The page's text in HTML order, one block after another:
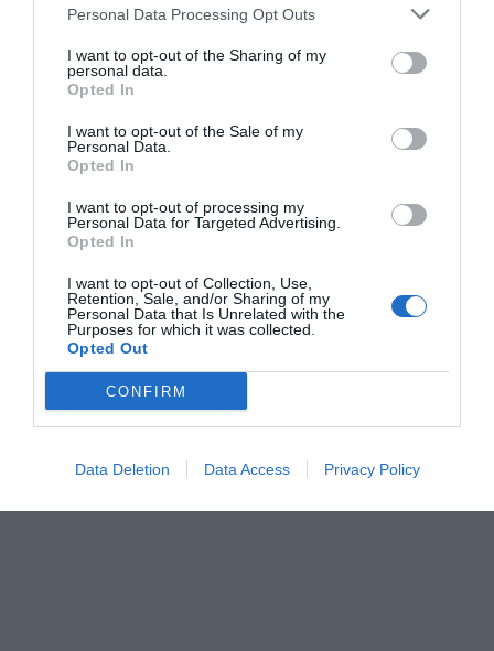
Personal Data Processing Opt Outs
I want to opt-out of the Sharing of my
personal data.
Opted In
I want to opt-out of the Sale of my
Personal Data.
Opted In
I want to opt-out of processing my
Personal Data for Targeted Advertising.
Opted In
I want to opt-out of Collection, Use,
Retention, Sale, and/or Sharing of my
Personal Data that Is Unrelated with the
Purposes for which it was collected.
Opted Out
CONFIRM
Data Deletion Data Access Privacy Policy
Palancia,Minerva Almor, considera “imprescindible”
abrir un proceso de concienciación sobre los límites y
competencias de este servicio.